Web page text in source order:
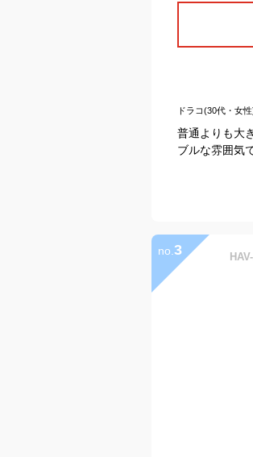
ドラコ(30代・女性
普通よりも大
ブルな雰囲気
no. 3